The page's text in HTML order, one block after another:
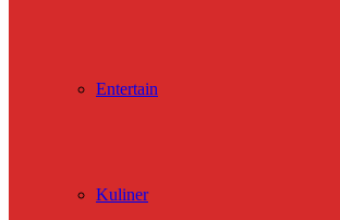
Entertain
Kuliner